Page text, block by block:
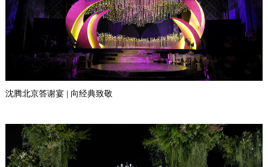
沈腾北京答谢宴 | 向经典致敬